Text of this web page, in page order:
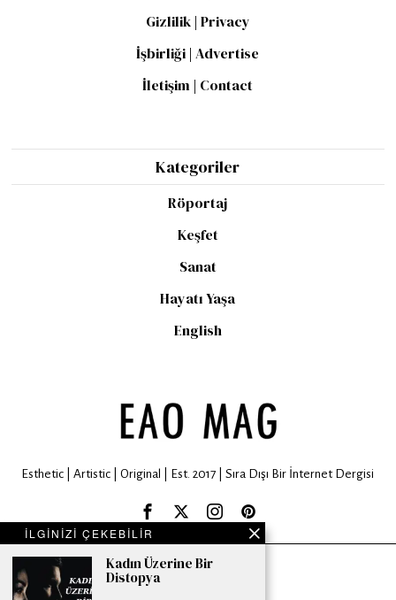
Gizlilik | Privacy
İşbirliği | Advertise
İletişim | Contact
Kategoriler
Röportaj
Keşfet
Sanat
Hayatı Yaşa
English
Esthetic | Artistic | Original | Est. 2017 | Sıra Dışı Bir İnternet Dergisi
EAO MAG © 2024. All rights are reserved.
İLGİNİZİ ÇEKEBİLİR
Kadın Üzerine Bir
Distopya